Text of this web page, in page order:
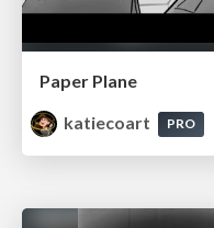
Paper Plane
katiecoart
PRO